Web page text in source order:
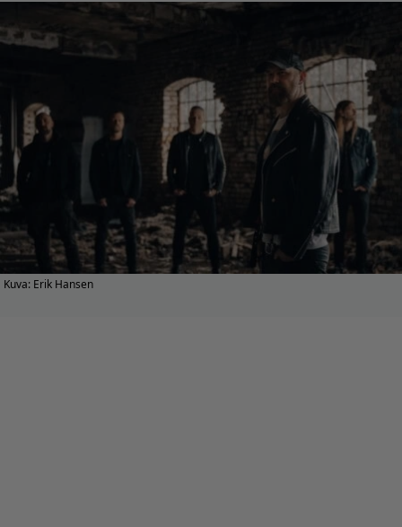
Kuva: Erik Hansen